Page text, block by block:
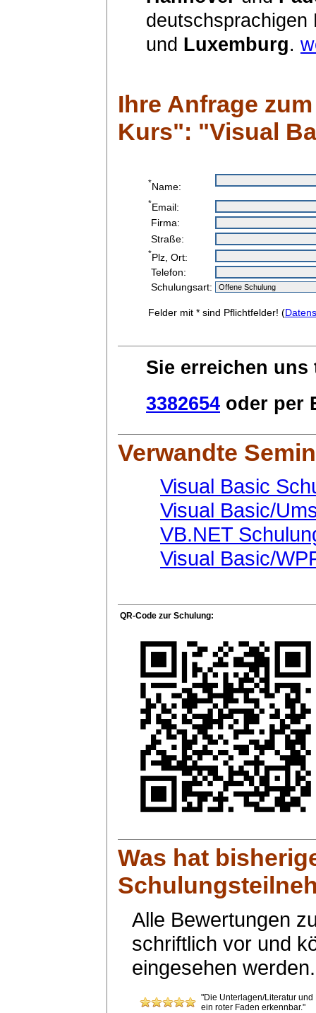
und Luxemburg.
Ihre Anfrage
Kurs": "Visual
*Name:
*Email:
Firma:
Straße:
*Plz, Ort:
Telefon:
Schulungsart:
Felder mit * sind Pflichtfelder! (
Sie erreichen
3382654 oder per
Verwandte
Visual Basic
Visual Basic/
VB.NET
Visual Basic/
QR-Code zur Schulung:
Was hat
Alle Bewertungen
schriftlich vor und
eingesehen werden.
"Die Unterlagen/Literatur
ein roter Faden erkennbar."